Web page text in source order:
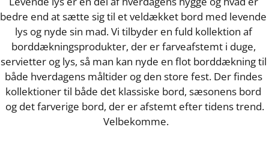
bedre end at sætte sig til et veldækket bord med levende
lys og nyde sin mad. Vi tilbyder en fuld kollektion af
borddækningsprodukter, der er farveafstemt i duge,
servietter og lys, så man kan nyde en flot borddækning til
både hverdagens måltider og den store fest. Der findes
kollektioner til både det klassiske bord, sæsonens bord
og det farverige bord, der er afstemt efter tidens trend.
Velbekomme.